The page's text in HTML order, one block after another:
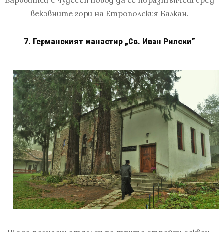
вековните гори на Етрополския Балкан.
7. Германският манастир „Св. Иван Рилски”